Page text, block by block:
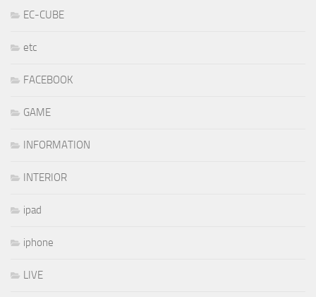
EC-CUBE
etc
FACEBOOK
GAME
INFORMATION
INTERIOR
ipad
iphone
LIVE